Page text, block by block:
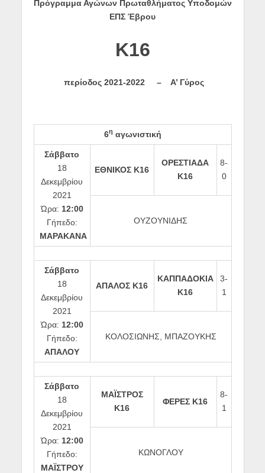
Πρόγραμμα Αγώνων Πρωταθλήματος Υποδομών
ΕΠΣ Έβρου
K16
περίοδος 2021-2022 – Α’ Γύρος
6η αγωνιστική
Σάββατο
18
Δεκεμβρίου
2021
Ώρα: 12:00
Γήπεδο:
ΜΑΡΑΚΑΝΑ
ΕΘΝΙΚΟΣ Κ16
ΟΡΕΣΤΙΑΔΑ
Κ16
8-
0
ΟΥΖΟΥΝΙΔΗΣ
Σάββατο
18
Δεκεμβρίου
2021
Ώρα: 12:00
Γήπεδο:
ΑΠΑΛΟΥ
ΑΠΑΛΟΣ Κ16
ΚΑΠΠΑΔΟΚΙΑ
Κ16
3-
1
ΚΟΛΟΣΙΩΝΗΣ, ΜΠΑΖΟΥΚΗΣ
Σάββατο
18
Δεκεμβρίου
2021
Ώρα: 12:00
Γήπεδο:
ΜΑΪΣΤΡΟΥ
ΜΑΪΣΤΡΟΣ
Κ16
ΦΕΡΕΣ Κ16
8-
1
ΚΩΝΟΓΛΟΥ